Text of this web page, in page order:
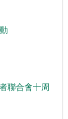
聯合會十周